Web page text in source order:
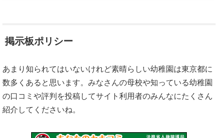
掲示板ポリシー
あまり知られてはいないけれど素晴らしい幼稚園は東京都に
数多くあると思います。みなさんの母校や知っている幼稚園
の口コミや評判を投稿してサイト利用者のみんなにたくさん
紹介してくださいね。